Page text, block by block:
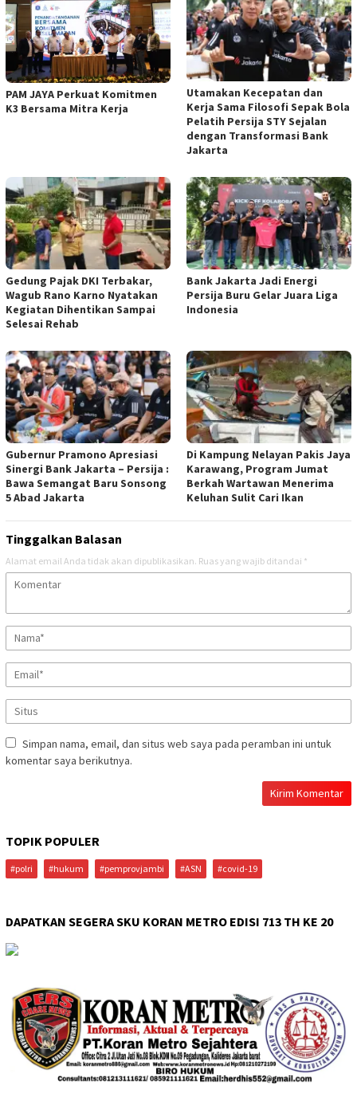
PAM JAYA Perkuat Komitmen
K3 Bersama Mitra Kerja
Utamakan Kecepatan dan
Kerja Sama Filosofi Sepak Bola
Pelatih Persija STY Sejalan
dengan Transformasi Bank
Jakarta
Gedung Pajak DKI Terbakar,
Wagub Rano Karno Nyatakan
Kegiatan Dihentikan Sampai
Selesai Rehab
Bank Jakarta Jadi Energi
Persija Buru Gelar Juara Liga
Indonesia
Gubernur Pramono Apresiasi
Sinergi Bank Jakarta – Persija :
Bawa Semangat Baru Sonsong
5 Abad Jakarta
Di Kampung Nelayan Pakis Jaya
Karawang, Program Jumat
Berkah Wartawan Menerima
Keluhan Sulit Cari Ikan
Tinggalkan Balasan
Alamat email Anda tidak akan dipublikasikan. Ruas yang wajib ditandai *
Simpan nama, email, dan situs web saya pada peramban ini untuk
komentar saya berikutnya.
TOPIK POPULER
#polri #hukum #pemprovjambi #ASN #covid-19
DAPATKAN SEGERA SKU KORAN METRO EDISI 713 TH KE 20